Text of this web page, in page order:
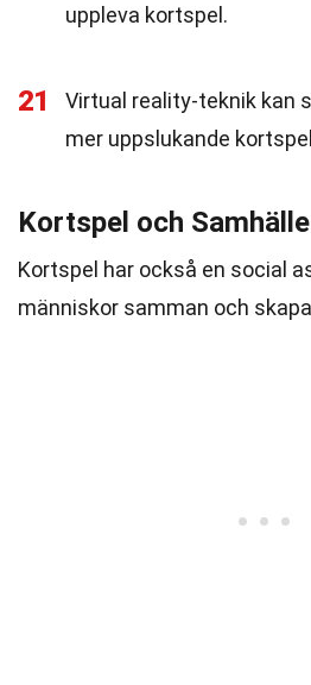
uppleva kortspel.
21
Virtual reality-teknik kan
mer uppslukande
Kortspel och Samhälle
Kortspel har också en social
människor samman och